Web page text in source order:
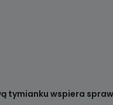
tymianku wspiera